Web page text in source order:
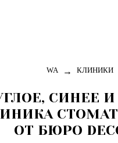
WA → КЛИНИКИ
СИНЕЕ
ОТ БЮРО